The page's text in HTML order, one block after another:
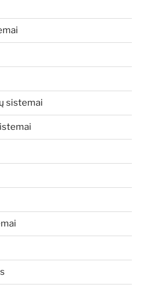
sistemai